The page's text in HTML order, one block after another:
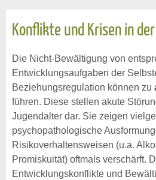
Konflikte und Krisen in
Die Nicht-Bewältigung von
Entwicklungsaufgaben der
Beziehungsregulation können zu
führen. Diese stellen akute
Jugendalter dar. Sie zeigen
psychopathologische
Risikoverhaltensweisen (u.a.
Promiskuität) oftmals verschärft.
Entwicklungskonflikte und